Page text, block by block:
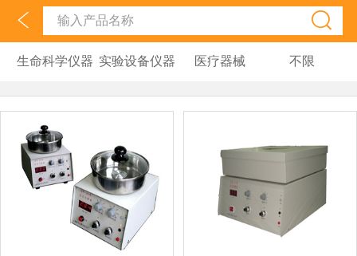
生命科学仪器 实验设备仪器 医疗器械 不限